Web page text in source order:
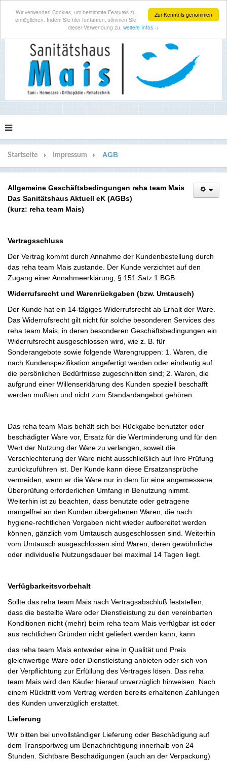
Zur Kenntnis genommen
Wir verwenden Cookies, um bestimmte Features zu
ermöglichen. Indem Sie hier fortfahren, stimmen Sie
dieser Verwendung zu. weitere Infos ->
Startseite Impressum AGB
Allgemeine Geschäftsbedingungen reha team Mais
Das Sanitätshaus Aktuell eK (AGBs)
(kurz: reha team Mais)
Vertragsschluss
Der Vertrag kommt durch Annahme der Kundenbestellung durch
das reha team Mais zustande. Der Kunde verzichtet auf den
Zugang einer Annahmeerklärung, § 151 Satz 1 BGB.
Widerrufsrecht und Warenrückgaben (bzw. Umtausch)
Der Kunde hat ein 14-tägiges Widerrufsrecht ab Erhalt der Ware.
Das Widerrufsrecht gilt nicht für solche besonderen Services des
reha team Mais, in deren besonderen Geschäftsbedingungen ein
Widerrufsrecht ausgeschlossen wird, wie z. B. für
Sonderangebote sowie folgende Warengruppen: 1. Waren, die
nach Kundenspezifikation angefertigt werden oder eindeutig auf
die persönlichen Bedürfnisse zugeschnitten sind; 2. Waren, die
aufgrund einer Willenserklärung des Kunden speziell beschafft
werden mußten und nicht zum Standardangebot gehören.
Das reha team Mais behält sich bei Rückgabe benutzter oder
beschädigter Ware vor, Ersatz für die Wertminderung und für den
Wert der Nutzung der Ware zu verlangen, soweit die
Verschlechterung der Ware nicht ausschließlich auf Ihre Prüfung
zurückzuführen ist. Der Kunde kann diese Ersatzansprüche
vermeiden, wenn er die Ware nur in dem für eine angemessene
Überprüfung erforderlichen Umfang in Benutzung nimmt.
Weiterhin ist zu beachten, dass benutzte oder getragene
mangelfrei an den Kunden übergebenen Waren, die nach
hygiene-rechtlichen Vorgaben nicht wieder aufbereitet werden
können, gänzlich vom Umtausch ausgeschlossen sind. Weiterhin
vom Umtausch ausgeschlossen sind Waren, deren gewöhnliche
oder individuelle Nutzungsdauer bei maximal 14 Tagen liegt.
Verfügbarkeitsvorbehalt
Sollte das reha team Mais nach Vertragsabschluß feststellen,
dass die bestellte Ware oder Dienstleistung zu den vereinbarten
Konditionen nicht (mehr) beim reha team Mais verfügbar ist oder
aus rechtlichen Gründen nicht geliefert werden kann, kann
das reha team Mais entweder eine in Qualität und Preis
gleichwertige Ware oder Dienstleistung anbieten oder sich von
der Verpflichtung zur Erfüllung des Vertrages lösen. Das reha
team Mais wird den Käufer hierauf unverzüglich hinweisen. Nach
einem Rücktritt vom Vertrag werden bereits erhaltenen Zahlungen
des Kunden unverzüglich erstattet.
Lieferung
Wir bitten bei unvollständiger Lieferung oder Beschädigung auf
dem Transportweg um Benachrichtigung innerhalb von 24
Stunden. Sichtbare Beschädigungen (auch an der Verpackung)